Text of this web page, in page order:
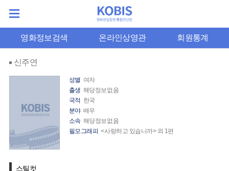
영화정보검색 온라인상영관 회원통계
신주연
성별 여자
출생 해당정보없음
국적 한국
분야 배우
소속 해당정보없음
필모그래피 <사랑하고 있습니까> 외 1편
스틸컷